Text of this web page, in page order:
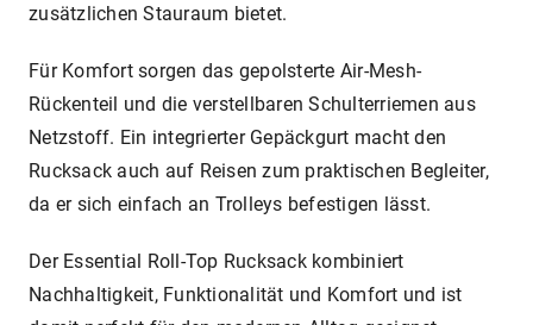
zusätzlichen Stauraum bietet.
Für Komfort sorgen das gepolsterte Air-Mesh-
Rückenteil und die verstellbaren Schulterriemen aus
Netzstoff. Ein integrierter Gepäckgurt macht den
Rucksack auch auf Reisen zum praktischen Begleiter,
da er sich einfach an Trolleys befestigen lässt.
Der Essential Roll-Top Rucksack kombiniert
Nachhaltigkeit, Funktionalität und Komfort und ist